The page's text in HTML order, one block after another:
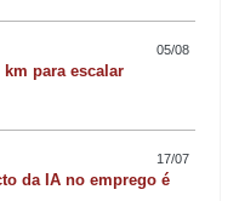
05/08
para escalar
17/07
da IA no emprego é